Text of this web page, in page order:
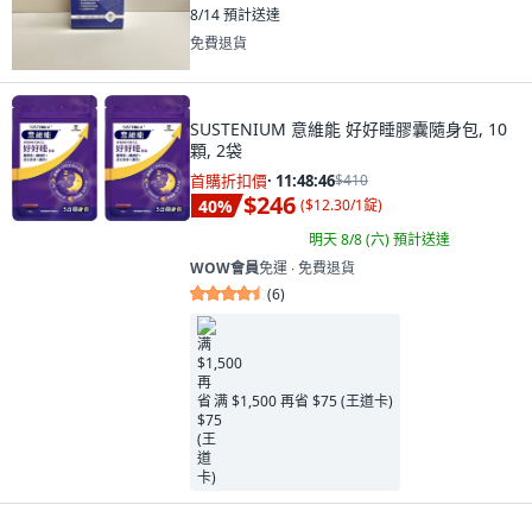
8/14預計送達
免費退貨
SUSTENIUM 意維能 好好睡膠囊隨身包, 10
顆, 2袋
首購折扣價· 11:48:45$410
40% $246 ($12.30/1錠)
明天 8/8 (六)預計送達
WOW會員免運 ∙ 免費退貨
(6)
满 $1,500 再省 $75 (王道卡)